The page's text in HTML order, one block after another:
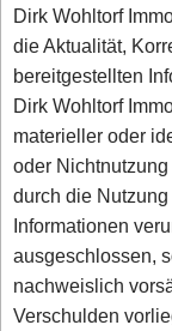
Dirk Wohltorf
die Aktualität,
bereitgestellten
Dirk Wohltorf
materieller oder
oder
durch die
Informationen
ausgeschlossen,
nachweislich
Verschulden